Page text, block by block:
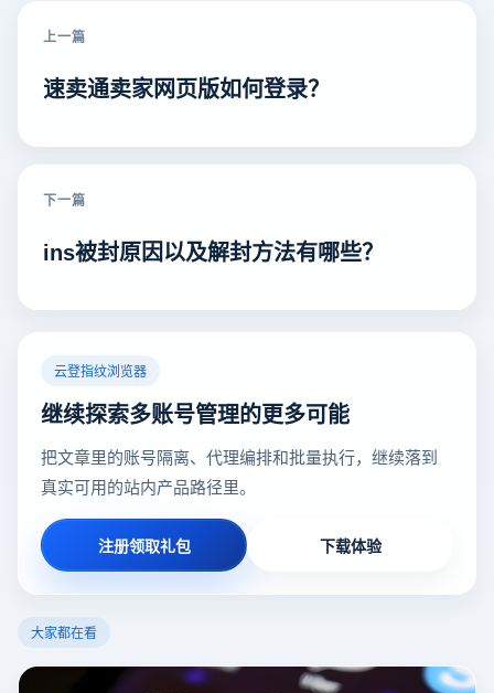
上一篇
速卖通卖家网页版如何登录？
下一篇
ins被封原因以及解封方法有哪些？
云登指纹浏览器
继续探索多账号管理的更多可能
把文章里的账号隔离、代理编排和批量执行，继续落到
真实可用的站内产品路径里。
注册领取礼包 下载体验
大家都在看